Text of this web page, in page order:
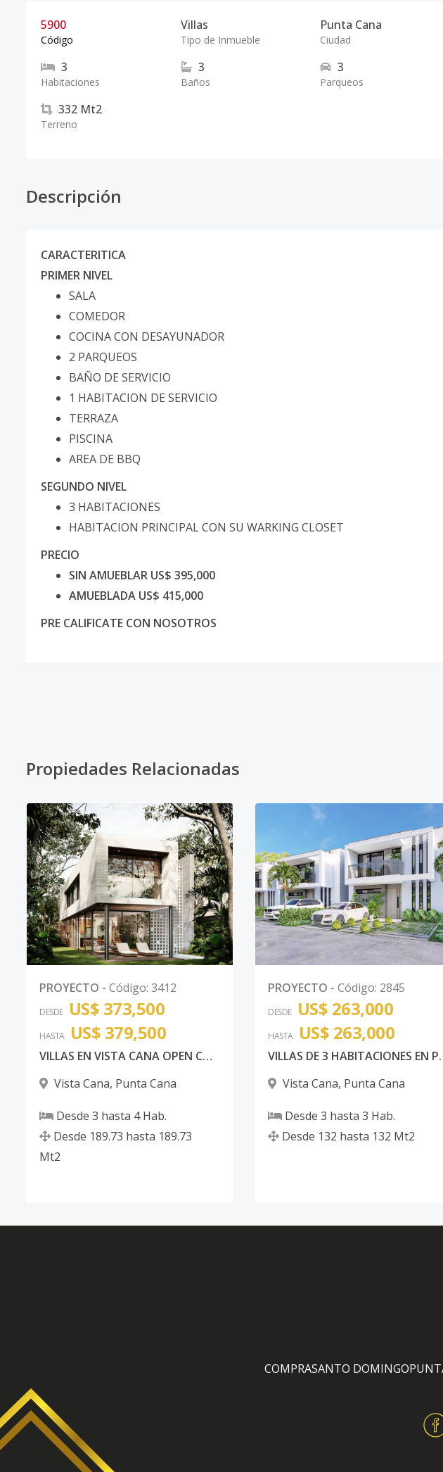
5900
Código
Villas
Tipo de Inmueble
Punta Cana
Ciudad
3
Habitaciones
3
Baños
3
Parqueos
332 Mt2
Terreno
Descripción
CARACTERITICA
PRIMER NIVEL
SALA
COMEDOR
COCINA CON DESAYUNADOR
2 PARQUEOS
BAÑO DE SERVICIO
1 HABITACION DE SERVICIO
TERRAZA
PISCINA
AREA DE BBQ
SEGUNDO NIVEL
3 HABITACIONES
HABITACION PRINCIPAL CON SU WARKING CLOSET
PRECIO
SIN AMUEBLAR US$ 395,000
AMUEBLADA US$ 415,000
PRE CALIFICATE CON NOSOTROS
Propiedades Relacionadas
PROYECTO - Código: 3412
DESDE US$ 373,500
HASTA US$ 379,500
VILLAS EN VISTA CANA OPEN CONCEPT DE 3 HABITACIONES
Vista Cana, Punta Cana
Desde 3 hasta 4Hab.
Desde 189.73 hasta 189.73
Mt2
PROYECTO - Código: 2845
DESDE US$ 263,000
HASTA US$ 263,000
VILLAS DE 3
Vista Cana, Punta Cana
Desde 3 hasta 3 Hab.
Desde 132 hasta 132 Mt2
COMPRASANTO DOMINGO